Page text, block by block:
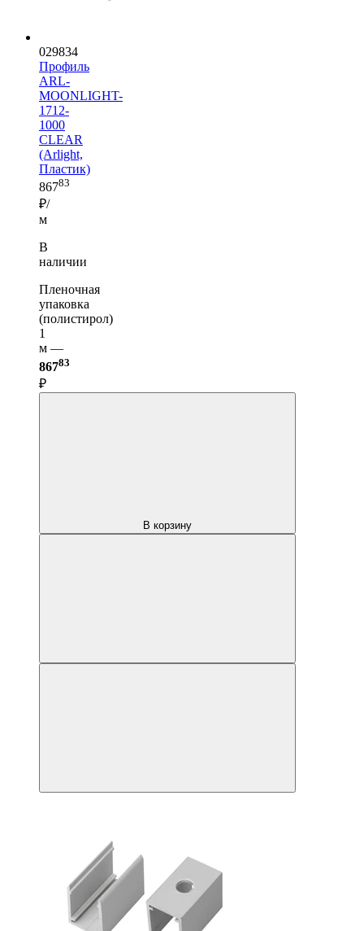
029834
Профиль
ARL-
MOONLIGHT-
1712-
1000
CLEAR
(Arlight,
Пластик)
86783
₽/
м
В
наличии
Пленочная
упаковка
(полистирол)
1
м —
86783
₽
В корзину